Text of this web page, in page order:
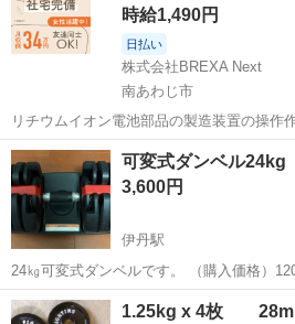
時給1,490円
日払い
株式会社BREXA Next
南あわじ市
リチウムイオン電池部品の製造装置の操作
50代の男性活躍中！嬉しい時給1,490円！
ンルーム寮完備！赴任旅費会社負担！正社
南あわじ市》 人気の工場の...
兵庫 南あわじ市 その他
可変式ダンベル24kg
3,600円
伊丹駅
24㎏可変式ダンベルです。 （購入価格）
5.5、6.5、8、9、10、11.5、13.5、16、18
階に変更可能です。 持ち手の金属部
兵庫 伊丹市 フィットネ
1.25kg x 4枚